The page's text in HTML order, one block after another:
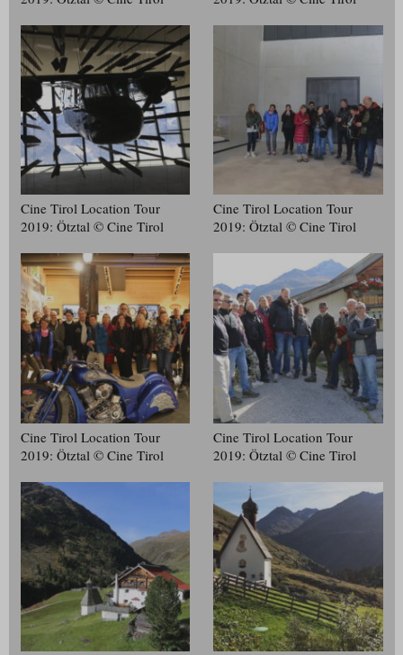
Cine Tirol Location Tour
2019: Ötztal © Cine Tirol
Cine Tirol Location Tour
2019: Ötztal © Cine Tirol
Cine Tirol Location Tour
2019: Ötztal © Cine Tirol
Cine Tirol Location Tour
2019: Ötztal © Cine Tirol